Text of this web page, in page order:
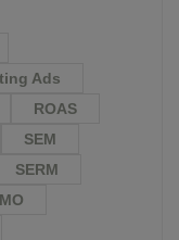
Ads
ROAS
SEM
SERM